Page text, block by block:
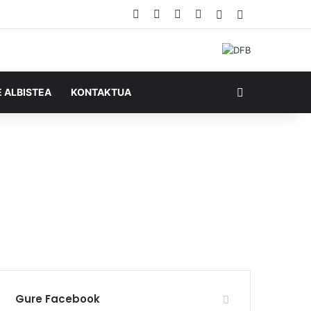
Facebook YouTube
RSS Ausazko
ALBISTEA KONTAKTUA
Gure Facebook